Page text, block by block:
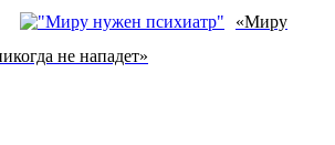
«Миру
не нападет»